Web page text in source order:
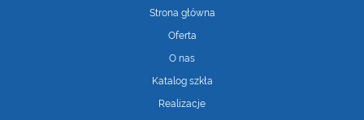
Strona główna
Oferta
O nas
Katalog szkła
Realizacje